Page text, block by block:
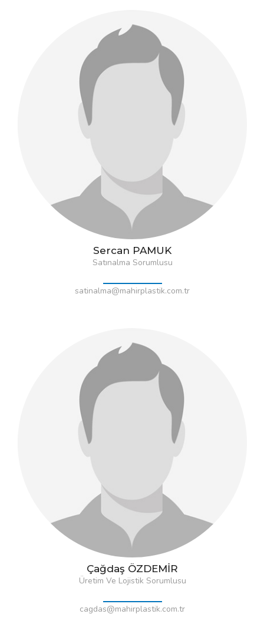
Sercan PAMUK
Satınalma Sorumlusu
satinalma@mahirplastik.com.tr
Çağdaş ÖZDEMİR
Üretim Ve Lojistik Sorumlusu
cagdas@mahirplastik.com.tr